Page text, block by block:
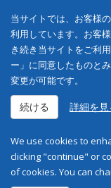
当サイトでは、お客様
利用しています。お客
き続き当サイトをご利
ー」に同意したものと
変更が可能です。
続ける 詳細を見
We use cookies to
clicking "continue" or
of cookies. You can